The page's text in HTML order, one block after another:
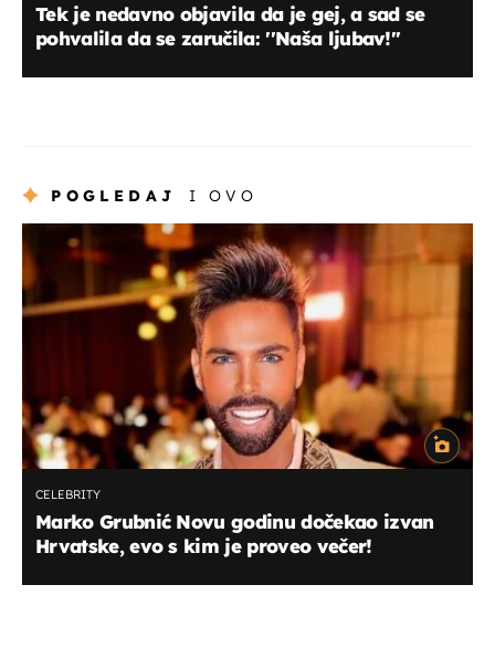
Tek je nedavno objavila da je gej, a sad se
pohvalila da se zaručila: ''Naša ljubav!''
POGLEDAJ I OVO
CELEBRITY
Marko Grubnić Novu godinu dočekao izvan
Hrvatske, evo s kim je proveo večer!